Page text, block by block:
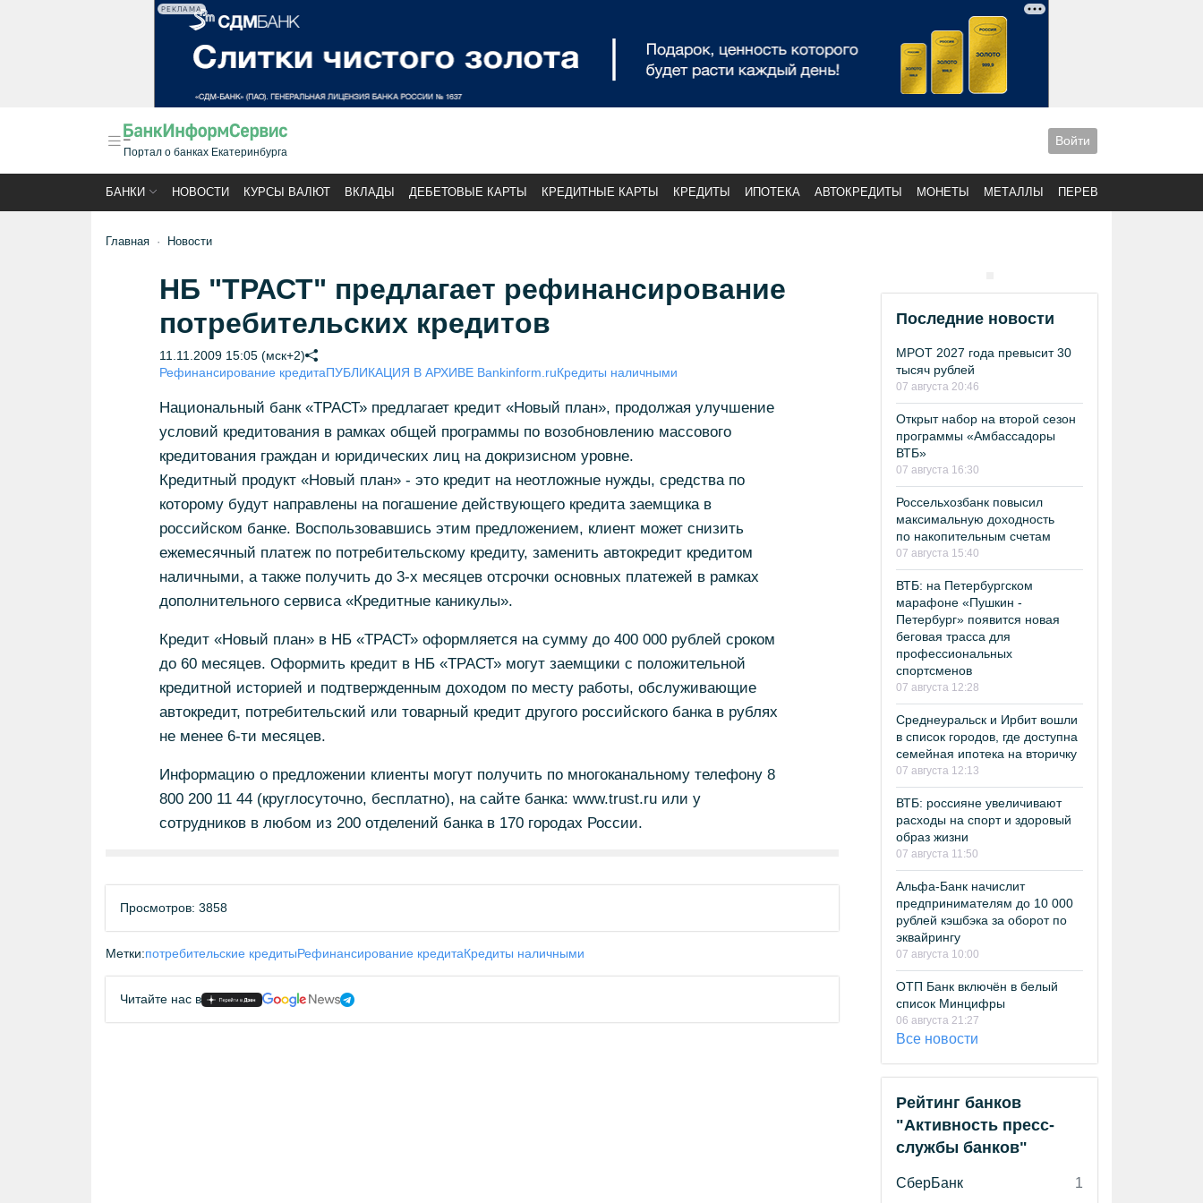
РЕКЛАМА
Портал о банках Екатеринбурга
Войти
БАНКИ НОВОСТИ КУРСЫ ВАЛЮТ ВКЛАДЫ ДЕБЕТОВЫЕ КАРТЫ КРЕДИТНЫЕ КАРТЫ КРЕДИТЫ ИПОТЕКА АВТОКРЕДИТЫ МОНЕТЫ МЕТАЛЛЫ ПЕРЕВОДЫ
Главная Новости
НБ "ТРАСТ" предлагает рефинансирование
потребительских кредитов
11.11.2009 15:05 (мск+2)
Рефинансирование кредитаПУБЛИКАЦИЯ В АРХИВЕ Bankinform.ruКредиты наличными
Национальный банк «ТРАСТ» предлагает кредит «Новый план», продолжая улучшение
условий кредитования в рамках общей программы по возобновлению массового
кредитования граждан и юридических лиц на докризисном уровне.
Кредитный продукт «Новый план» - это кредит на неотложные нужды, средства по
которому будут направлены на погашение действующего кредита заемщика в
российском банке. Воспользовавшись этим предложением, клиент может снизить
ежемесячный платеж по потребительскому кредиту, заменить автокредит кредитом
наличными, а также получить до 3-х месяцев отсрочки основных платежей в рамках
дополнительного сервиса «Кредитные каникулы».
Кредит «Новый план» в НБ «ТРАСТ» оформляется на сумму до 400 000 рублей сроком
до 60 месяцев. Оформить кредит в НБ «ТРАСТ» могут заемщики с положительной
кредитной историей и подтвержденным доходом по месту работы, обслуживающие
автокредит, потребительский или товарный кредит другого российского банка в рублях
не менее 6-ти месяцев.
Информацию о предложении клиенты могут получить по многоканальному телефону 8
800 200 11 44 (круглосуточно, бесплатно), на сайте банка: www.trust.ru или у
сотрудников в любом из 200 отделений банка в 170 городах России.
Просмотров: 3858
Метки:потребительские кредитыРефинансирование кредитаКредиты наличными
Читайте нас в
Последние новости
МРОТ 2027 года превысит 30
тысяч рублей
07 августа 20:46
Открыт набор на второй сезон
программы «Амбассадоры
ВТБ»
07 августа 16:30
Россельхозбанк повысил
максимальную доходность
по накопительным счетам
07 августа 15:40
ВТБ: на Петербургском
марафоне «Пушкин -
Петербург» появится новая
беговая трасса для
профессиональных
спортсменов
07 августа 12:28
Среднеуральск и Ирбит вошли
в список городов, где доступна
семейная ипотека на вторичку
07 августа 12:13
ВТБ: россияне увеличивают
расходы на спорт и здоровый
образ жизни
07 августа 11:50
Альфа-Банк начислит
предпринимателям до 10 000
рублей кэшбэка за оборот по
эквайрингу
07 августа 10:00
ОТП Банк включён в белый
список Минцифры
06 августа 21:27
Все новости
Рейтинг банков
"Активность пресс-
службы банков"
СберБанк
1